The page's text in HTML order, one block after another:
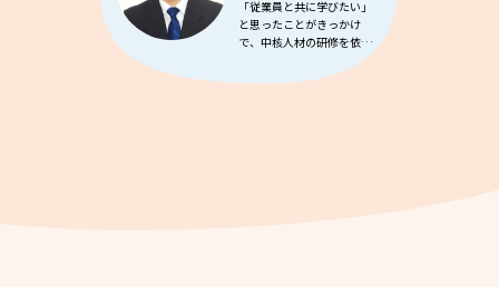
「従業員と共に学びたい」
と思ったことがきっかけ
で、中核人材の研修を依